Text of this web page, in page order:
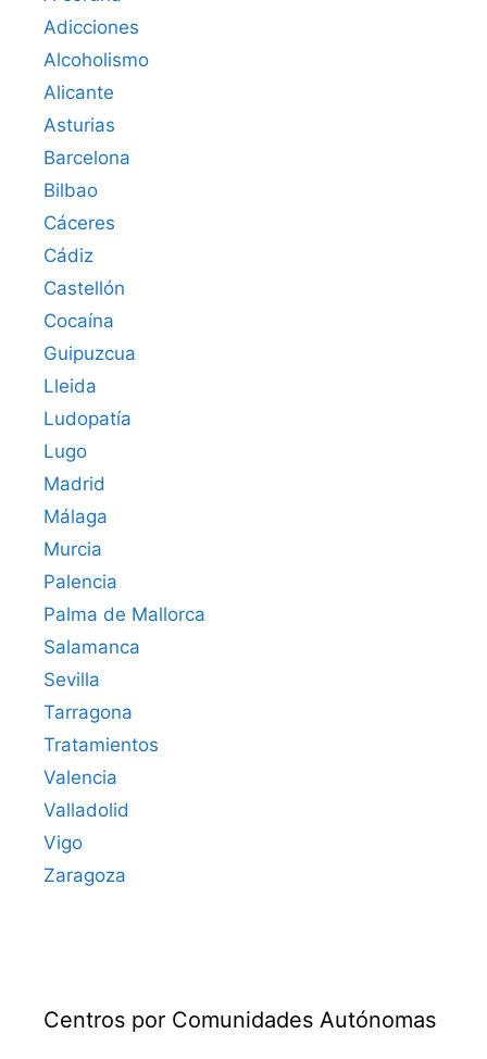
Adicciones
Alcoholismo
Alicante
Asturias
Barcelona
Bilbao
Cáceres‎
Cádiz
Castellón
Cocaína
Guipuzcua
Lleida
Ludopatía
Lugo
Madrid
Málaga
Murcia
Palencia
Palma de Mallorca
Salamanca
Sevilla
Tarragona
Tratamientos
Valencia
Valladolid
Vigo
Zaragoza
Centros por Comunidades Autónomas